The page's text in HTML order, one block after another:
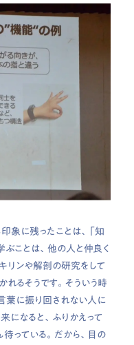
象に残ったことは、「知
ぶことは、他の人と仲良く
リンや解剖の研究をして
れるそうです。そういう時
葉に振り回されない人に
になると、ふりかえって
っている。だから、目の